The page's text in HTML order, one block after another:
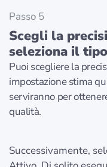
Passo 5
Scegli la
seleziona il
Puoi scegliere la
impostazione stima
serviranno per
qualità.
Successivamente,